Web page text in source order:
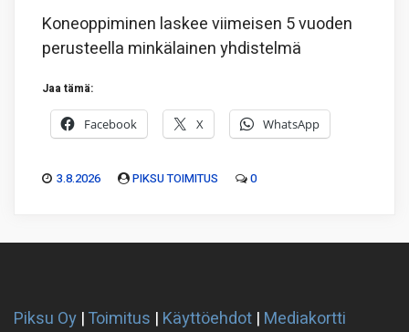
Koneoppiminen laskee viimeisen 5 vuoden
perusteella minkälainen yhdistelmä
Jaa tämä:
Facebook X WhatsApp
3.8.2026 PIKSU TOIMITUS 0
Piksu Oy |Toimitus | Käyttöehdot | Mediakortti